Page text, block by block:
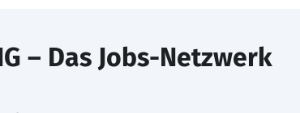
– Das Jobs-Netzwerk